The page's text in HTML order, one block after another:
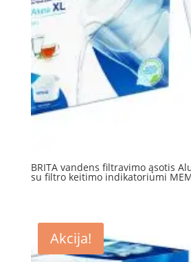
BRITA vandens filtravimo ąsotis
su filtro keitimo indikatoriumi
Akcija!